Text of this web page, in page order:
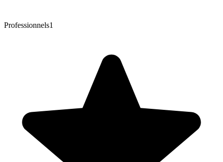
Professionnels1